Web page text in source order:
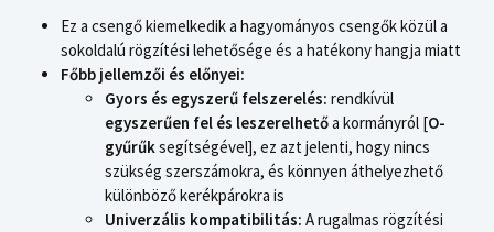
Ez a csengő kiemelkedik a hagyományos csengők közül a
sokoldalú rögzítési lehetősége és a hatékony hangja miatt
Főbb jellemzői és előnyei:
Gyors és egyszerű felszerelés: rendkívül
egyszerűen fel és leszerelhetőa kormányról [O-
gyűrűksegítségével], ez azt jelenti, hogy nincs
szükség szerszámokra, és könnyen áthelyezhető
különböző kerékpárokra is
Univerzális kompatibilitás: A rugalmas rögzítési